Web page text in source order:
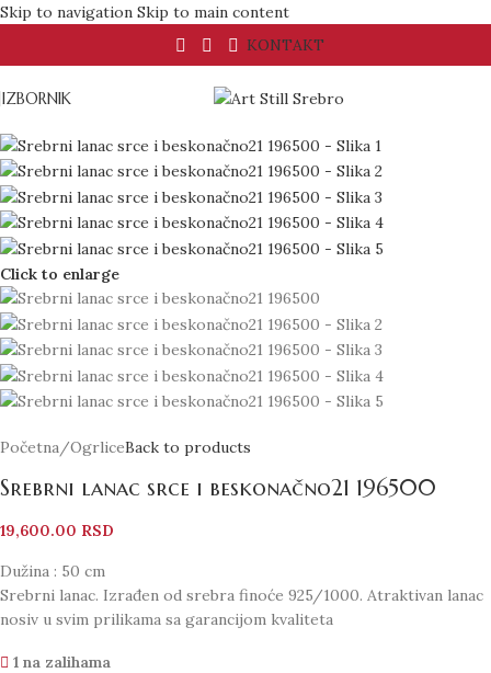
Skip to navigation Skip to main content
KONTAKT
IZBORNIK
Click to enlarge
Početna/OgrliceBack to products
Srebrni lanac srce i beskonačno21 196500
19,600.00 RSD
Dužina : 50 cm
Srebrni lanac. Izrađen od srebra finoće 925/1000. Atraktivan lanac
nosiv u svim prilikama sa garancijom kvaliteta
1 na zalihama